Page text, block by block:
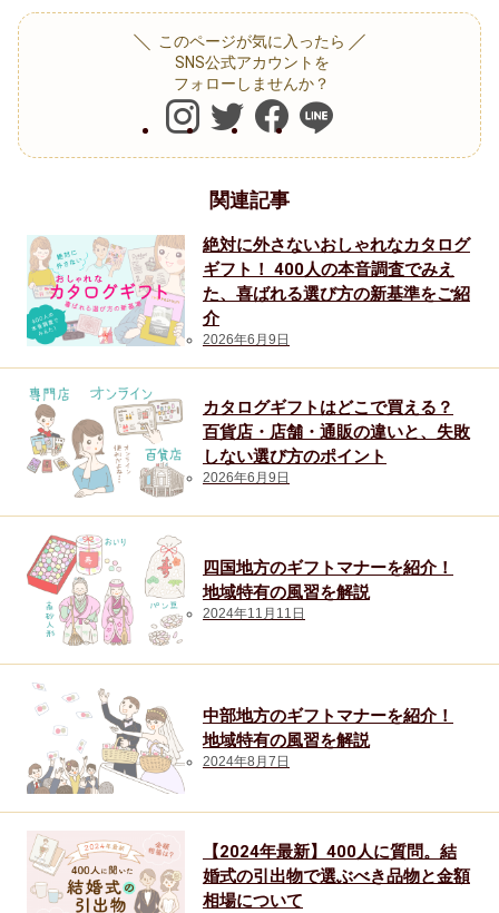
このページが気に入ったら
SNS公式アカウントを
フォローしませんか？
関連記事
絶対に外さないおしゃれなカタログ
ギフト！ 400人の本音調査でみえ
た、喜ばれる選び方の新基準をご紹
介
2026年6月9日
カタログギフトはどこで買える？
百貨店・店舗・通販の違いと、失敗
しない選び方のポイント
2026年6月9日
四国地方のギフトマナーを紹介！
地域特有の風習を解説
2024年11月11日
中部地方のギフトマナーを紹介！
地域特有の風習を解説
2024年8月7日
【2024年最新】400人に質問。結
婚式の引出物で選ぶべき品物と金額
相場について